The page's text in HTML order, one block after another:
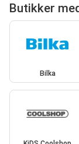
Butikker
Bilka